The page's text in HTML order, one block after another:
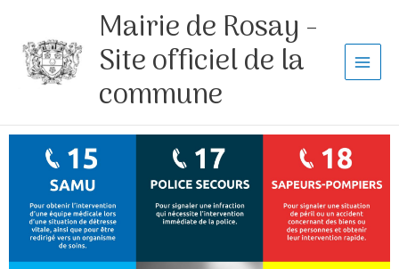
contenu
Mairie de Rosay -
Site officiel de la
commune